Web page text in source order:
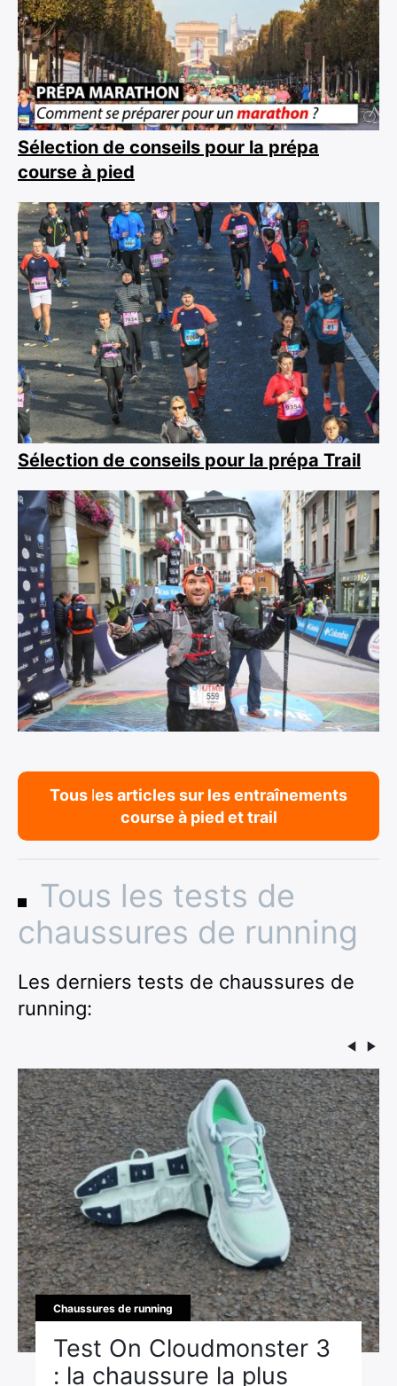
Sélection de conseils pour la prépa
course à pied
Sélection de conseils pour la prépa Trail
Tous les articles sur les entraînements
course à pied et trail
Tous les tests de
chaussures de running
Les derniers tests de chaussures de
running:
Chaussures de running
Test On Cloudmonster 3
: la chaussure la plus
Rechercher
: